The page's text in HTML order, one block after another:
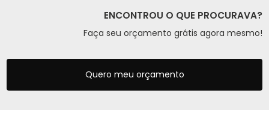
ENCONTROU O QUE PROCURAVA?
Faça seu orçamento grátis agora mesmo!
Quero meu orçamento